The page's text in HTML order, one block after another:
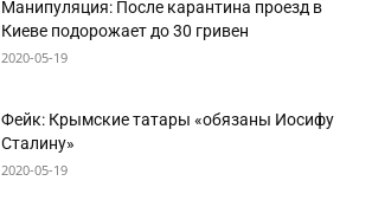
Манипуляция: После карантина проезд в
Киеве подорожает до 30 гривен
2020-05-19
Фейк: Крымские татары «обязаны Иосифу
Сталину»
2020-05-19